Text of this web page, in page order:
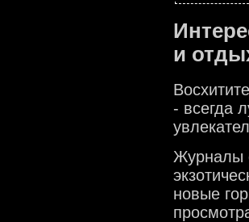
и
- всегда
Журналы
новые